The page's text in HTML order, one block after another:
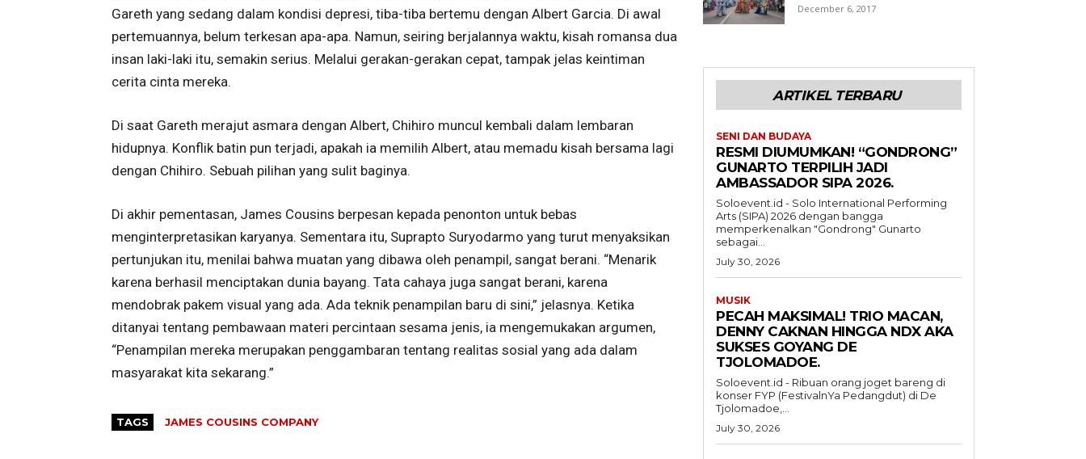
Gareth yang sedang dalam kondisi depresi, tiba-tiba bertemu dengan Albert Garcia. Di awal
pertemuannya, belum terkesan apa-apa. Namun, seiring berjalannya waktu, kisah romansa dua
insan laki-laki itu, semakin serius. Melalui gerakan-gerakan cepat, tampak jelas keintiman
cerita cinta mereka.
Di saat Gareth merajut asmara dengan Albert, Chihiro muncul kembali dalam lembaran
hidupnya. Konflik batin pun terjadi, apakah ia memilih Albert, atau memadu kisah bersama lagi
dengan Chihiro. Sebuah pilihan yang sulit baginya.
Di akhir pementasan, James Cousins berpesan kepada penonton untuk bebas
menginterpretasikan karyanya. Sementara itu, Suprapto Suryodarmo yang turut menyaksikan
pertunjukan itu, menilai bahwa muatan yang dibawa oleh penampil, sangat berani. “Menarik
karena berhasil menciptakan dunia bayang. Tata cahaya juga sangat berani, karena
mendobrak pakem visual yang ada. Ada teknik penampilan baru di sini,” jelasnya. Ketika
ditanyai tentang pembawaan materi percintaan sesama jenis, ia mengemukakan argumen,
“Penampilan mereka merupakan penggambaran tentang realitas sosial yang ada dalam
masyarakat kita sekarang.”
TAGS JAMES COUSINS COMPANY
December 6, 2017
ARTIKEL TERBARU
SENI DAN BUDAYA
RESMI DIUMUMKAN! “GONDRONG”
GUNARTO TERPILIH JADI
AMBASSADOR SIPA 2026.
Soloevent.id - Solo International Performing
Arts (SIPA) 2026 dengan bangga
memperkenalkan "Gondrong" Gunarto
sebagai...
July 30, 2026
MUSIK
PECAH MAKSIMAL! TRIO MACAN,
DENNY CAKNAN HINGGA NDX AKA
SUKSES GOYANG DE
TJOLOMADOE.
Soloevent.id - Ribuan orang joget bareng di
konser FYP (FestivalnYa Pedangdut) di De
Tjolomadoe,...
July 30, 2026